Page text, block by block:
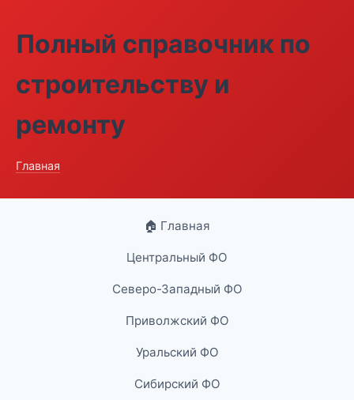
Полный справочник по
строительству и
ремонту
Главная
🏠 Главная
Центральный ФО
Северо-Западный ФО
Приволжский ФО
Уральский ФО
Сибирский ФО